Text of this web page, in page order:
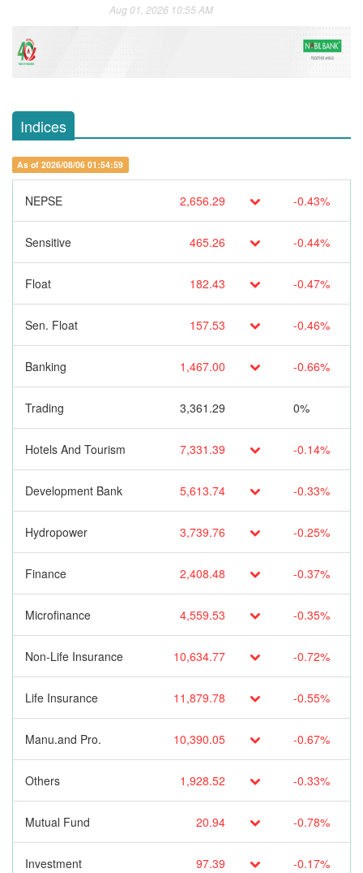
Aug 01, 2026 10:55 AM
Indices
As of 2026/08/06 01:54:59
NEPSE 2,656.29 -0.43%
Sensitive 465.26 -0.44%
Float 182.43 -0.47%
Sen. Float 157.53 -0.46%
Banking 1,467.00 -0.66%
Trading 3,361.29 0%
Hotels And Tourism 7,331.39 -0.14%
Development Bank 5,613.74 -0.33%
Hydropower 3,739.76 -0.25%
Finance 2,408.48 -0.37%
Microfinance 4,559.53 -0.35%
Non-Life Insurance 10,634.77 -0.72%
Life Insurance 11,879.78 -0.55%
Manu.and Pro. 10,390.05 -0.67%
Others 1,928.52 -0.33%
Mutual Fund 20.94 -0.78%
Investment 97.39 -0.17%